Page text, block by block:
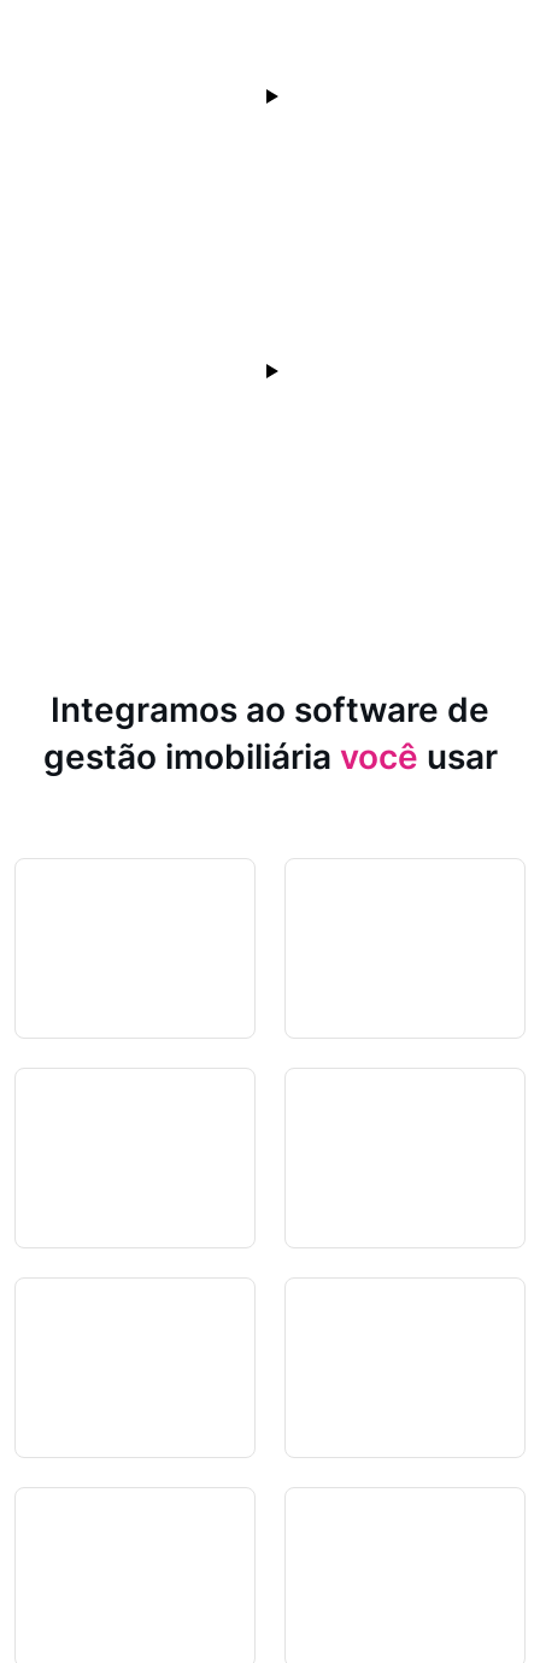
Integramos ao software de
gestão imobiliária você usar